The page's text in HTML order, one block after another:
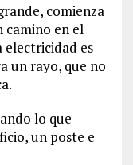
comienza
camino en el
electricidad es
un rayo, que no
lo que
un poste e